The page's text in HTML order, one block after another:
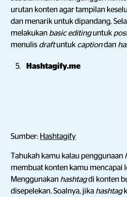
urutan konten agar tampilan
dan menarik untuk dipandang.
melakukan basic editinguntuk
menulis draftuntuk captiondan
Hashtagify.me
Sumber: Hashtagify
Tahukah kamu kalau penggunaan
membuat konten kamu mencapai
Menggunakan hashtagdi konten
disepelekan. Soalnya, jika hashtag